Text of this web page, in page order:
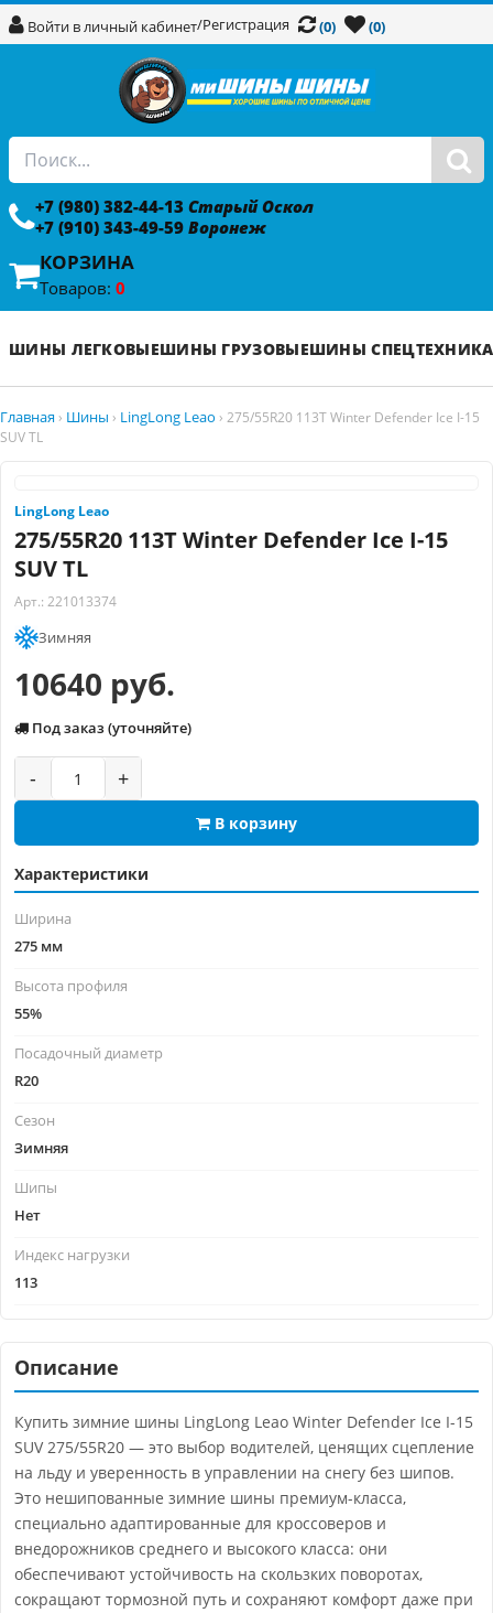
Войти в личный кабинет/Регистрация (0) (0)
+7 (980) 382-44-13 Старый Оскол
+7 (910) 343-49-59 Воронеж
КОРЗИНА
Товаров: 0
ШИНЫ ЛЕГКОВЫЕШИНЫ ГРУЗОВЫЕШИНЫ СПЕЦТЕХНИКА
Главная › Шины › LingLong Leao › 275/55R20 113T Winter Defender Ice I-15
SUV TL
LingLong Leao
275/55R20 113T Winter Defender Ice I-15
SUV TL
Арт.: 221013374
Зимняя
10640 руб.
Под заказ (уточняйте)
- +
В корзину
Характеристики
Ширина
275 мм
Высота профиля
55%
Посадочный диаметр
R20
Сезон
Зимняя
Шипы
Нет
Индекс нагрузки
113
Описание
Купить зимние шины LingLong Leao Winter Defender Ice I-15
SUV 275/55R20 — это выбор водителей, ценящих сцепление
на льду и уверенность в управлении на снегу без шипов.
Это нешипованные зимние шины премиум-класса,
специально адаптированные для кроссоверов и
внедорожников среднего и высокого класса: они
обеспечивают устойчивость на скользких поворотах,
сокращают тормозной путь и сохраняют комфорт даже при